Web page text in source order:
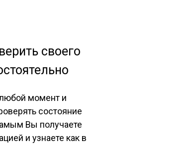
своего
момент и
состояние
Вы получаете
и узнаете как в